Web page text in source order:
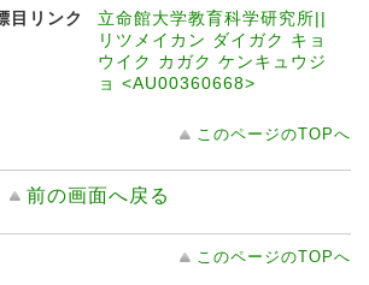
目リンク
立命館大学教育科学研究所||
リツメイカン ダイガク キョ
ウイク カガク ケンキュウジ
ョ <AU00360668>
このページのTOPへ
前の画面へ戻る
このページのTOPへ